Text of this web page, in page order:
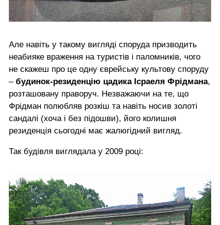
Але навіть у такому вигляді споруда призводить
неабияке враження на туристів і паломників, чого
не скажеш про це одну єврейську культову споруду
– будинок-резиденцію цадика Ісраеля Фрідмана,
розташовану праворуч. Незважаючи на те, що
Фрідман полюбляв розкіш та навіть носив золоті
сандалі (хоча і без підошви), його колишня
резиденція сьогодні має жалюгідний вигляд.
Так будівля виглядала у 2009 році: